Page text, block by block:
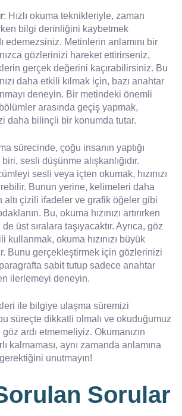
: Hızlı okuma teknikleriyle, zaman
bilgi derinliğini kaybetmek
edemezsiniz. Metinlerin anlamını bir
gözlerinizi hareket ettirirseniz,
gerçek değerini kaçırabilirsiniz. Bu
daha etkili kılmak için, bazı anahtar
deneyin. Bir metindeki önemli
arasında geçiş yapmak,
daha bilinçli bir konumda tutar.
sürecinde, çoğu insanın yaptığı
sesli düşünme alışkanlığıdır.
sesli veya içten okumak, hızınızı
Bunun yerine, kelimeleri daha
altı çizili ifadeler ve grafik öğeler gibi
Bu, okuma hızınızı artırırken
üst sıralara taşıyacaktır. Ayrıca, göz
kullanmak, okuma hızınızı büyük
Bunu gerçekleştirmek için gözlerinizi
sabit tutup sadece anahtar
ilerlemeyi deneyin.
ile bilgiye ulaşma süremizi
süreçte dikkatli olmalı ve okuduğumuz
ardı etmemeliyiz. Okumanızın
kalmaması, aynı zamanda anlamına
unutmayın!
Sorular